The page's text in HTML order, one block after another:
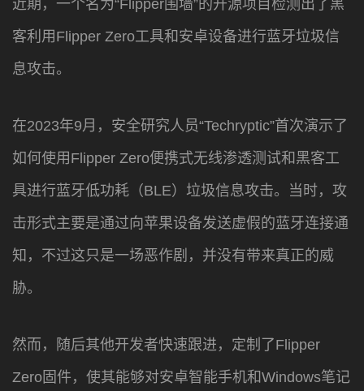
近期，一个名为“Flipper围墙”的开源项目检测出了黑
客利用Flipper Zero工具和安卓设备进行蓝牙垃圾信
息攻击。
在2023年9月，安全研究人员“Techryptic”首次演示了
如何使用Flipper Zero便携式无线渗透测试和黑客工
具进行蓝牙低功耗（BLE）垃圾信息攻击。当时，攻
击形式主要是通过向苹果设备发送虚假的蓝牙连接通
知，不过这只是一场恶作剧，并没有带来真正的威
胁。
然而，随后其他开发者快速跟进，定制了Flipper
Zero固件，使其能够对安卓智能手机和Windows笔记